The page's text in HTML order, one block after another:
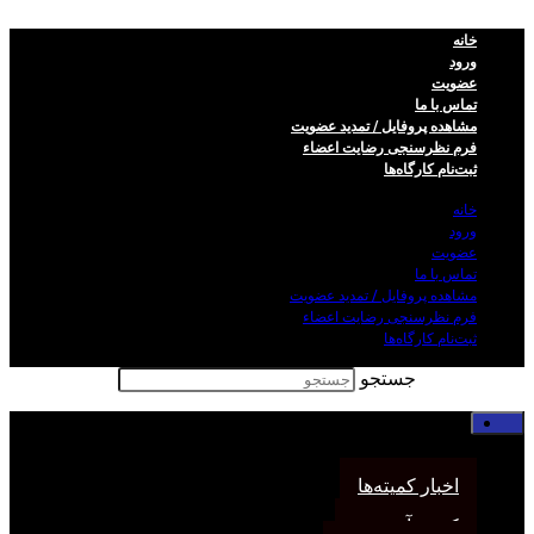
خانه
ورود
عضویت
تماس با ما
مشاهده پروفایل / تمدید عضویت
فرم نظر‌سنجی رضایت اعضاء
ثبت‌نام کارگاه‌ها
خانه
ورود
عضویت
تماس با ما
مشاهده پروفایل / تمدید عضویت
فرم نظر‌سنجی رضایت اعضاء
ثبت‌نام کارگاه‌ها
جستجو
اخبار کمیته‌ها
کمیته آموزش